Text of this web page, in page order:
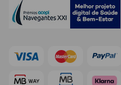
Séruns Faciais
Anti-
envelhecimento